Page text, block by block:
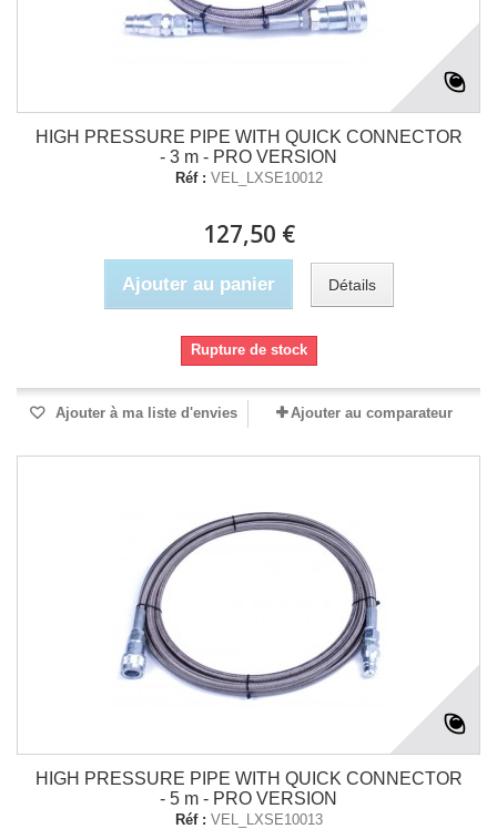
HIGH PRESSURE PIPE WITH QUICK CONNECTOR
- 3 m - PRO VERSION
Réf : VEL_LXSE10012
127,50 €
Ajouter au panier Détails
Rupture de stock
Ajouter à ma liste d'envies Ajouter au comparateur
HIGH PRESSURE PIPE WITH QUICK CONNECTOR
- 5 m - PRO VERSION
Réf : VEL_LXSE10013